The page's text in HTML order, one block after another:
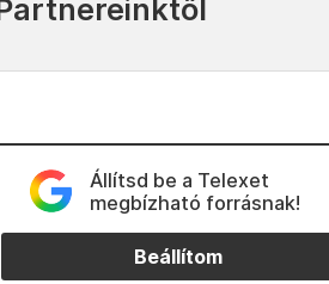
Állítsd be a Telexet
megbízható forrásnak!
Beállítom